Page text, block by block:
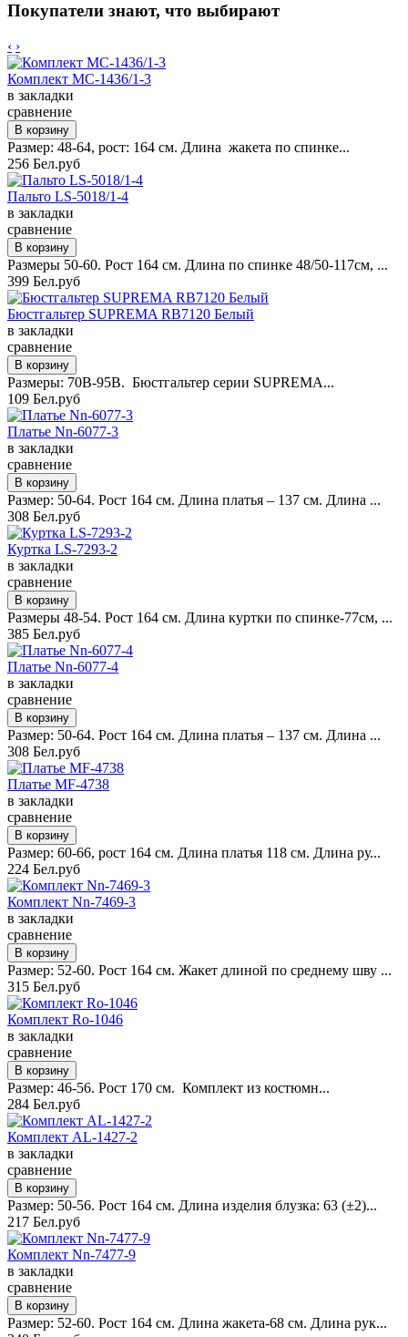
Покупатели знают, что выбирают
‹ ›
Комплект MC-1436/1-3
в закладки
сравнение
Размер: 48-64, рост: 164 см. Длина жакета по спинке...
256 Бел.руб
Пальто LS-5018/1-4
в закладки
сравнение
Размеры 50-60. Рост 164 см. Длина по спинке 48/50-117см, ...
399 Бел.руб
Бюстгальтер SUPREMA RB7120 Белый
в закладки
сравнение
Размеры: 70B-95B. Бюстгальтер серии SUPREMA...
109 Бел.руб
Платье Nn-6077-3
в закладки
сравнение
Размер: 50-64. Рост 164 см. Длина платья – 137 см. Длина ...
308 Бел.руб
Куртка LS-7293-2
в закладки
сравнение
Размеры 48-54. Рост 164 см. Длина куртки по спинке-77см, ...
385 Бел.руб
Платье Nn-6077-4
в закладки
сравнение
Размер: 50-64. Рост 164 см. Длина платья – 137 см. Длина ...
308 Бел.руб
Платье MF-4738
в закладки
сравнение
Размер: 60-66, рост 164 см. Длина платья 118 см. Длина ру...
224 Бел.руб
Комплект Nn-7469-3
в закладки
сравнение
Размер: 52-60. Рост 164 см. Жакет длиной по среднему шву ...
315 Бел.руб
Комплект Ro-1046
в закладки
сравнение
Размер: 46-56. Рост 170 см. Комплект из костюмн...
284 Бел.руб
Комплект AL-1427-2
в закладки
сравнение
Размер: 50-56. Рост 164 см. Длина изделия блузка: 63 (±2)...
217 Бел.руб
Комплект Nn-7477-9
в закладки
сравнение
Размер: 52-60. Рост 164 см. Длина жакета-68 см. Длина рук...